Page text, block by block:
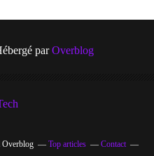
parOverblog
Top articles Contact